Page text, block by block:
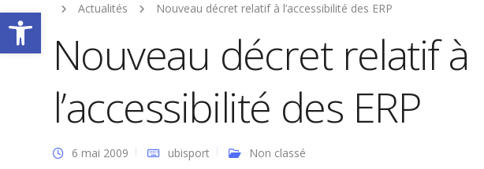
Ouvrir la barre d’outils
Actualités Nouveau décret relatif à l’accessibilité des ERP
Nouveau décret relatif à
l’accessibilité des ERP
6 mai 2009 ubisport Non classé